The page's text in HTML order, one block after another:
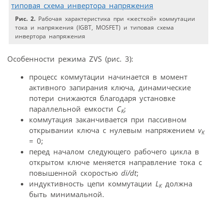
Рис. 2. Рабочая характеристика при «жесткой» коммутации
тока и напряжения (IGBT, MOSFET) и типовая схема
инвертора напряжения
Особенности режима ZVS (рис. 3):
процесс коммутации начинается в момент
активного запирания ключа, динамические
потери снижаются благодаря установке
параллельной емкости CK;
коммутация заканчивается при пассивном
открывании ключа с нулевым напряжением vK
= 0;
перед началом следующего рабочего цикла в
открытом ключе меняется направление тока с
повышенной скоростью di/dt;
индуктивность цепи коммутации LKдолжна
быть минимальной.